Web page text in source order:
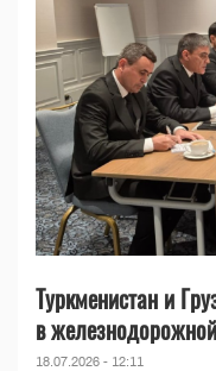
Туркменистан и
в
18.07.2026 - 12:11